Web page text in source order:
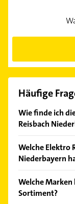
Häufige
Wie finde ich
Reisbach
Empfehlungen.
Welche Elektro
Niederbayern
Bitte beachten
Feiertagen
Welche
Sortiment?